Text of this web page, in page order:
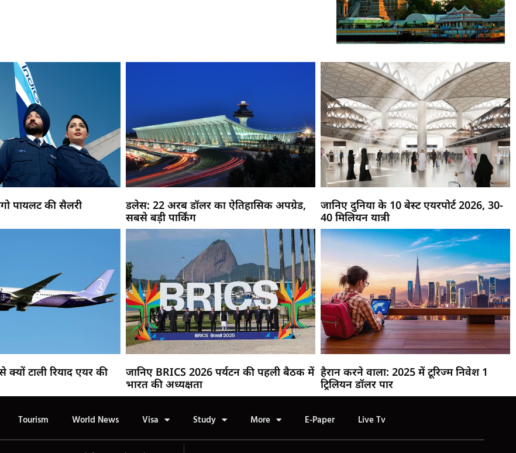
पायलट की सैलरी
डलेस: 22 अरब डॉलर का ऐतिहासिक अपग्रेड,
सबसे बड़ी पार्किंग
जानिए दुनिया के 10 बेस्ट एयरपोर्ट 2026, 30-
40 मिलियन यात्री
क्यों टाली रियाद एयर की
जानिए BRICS 2026 पर्यटन की पहली बैठक में
भारत की अध्यक्षता
हैरान करने वाला: 2025 में टूरिज्म निवेश 1
ट्रिलियन डॉलर पार
Tourism World News Visa Study More E-Paper Live Tv